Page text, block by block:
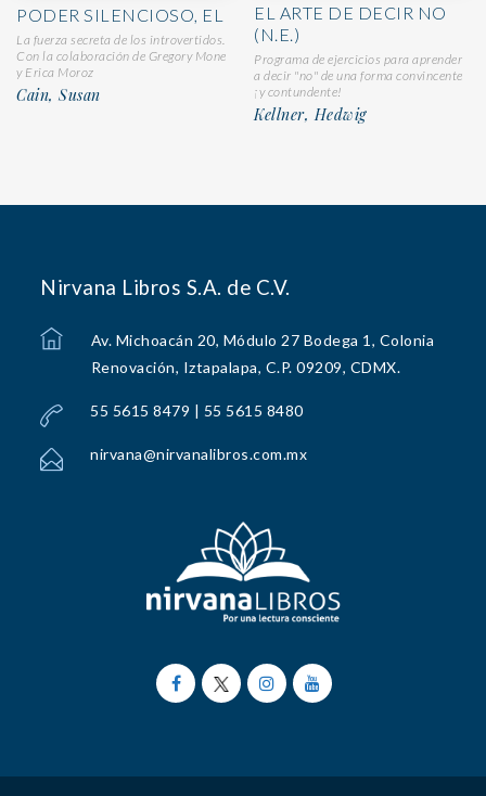
PODER SILENCIOSO, EL
La fuerza secreta de los introvertidos.
Con la colaboración de Gregory Mone
y Erica Moroz
Cain, Susan
EL ARTE DE DECIR NO
(N.E.)
Programa de ejercicios para aprender
a decir "no" de una forma convincente
¡y contundente!
Kellner, Hedwig
Nirvana Libros S.A. de C.V.
Av. Michoacán 20, Módulo 27 Bodega 1, Colonia
Renovación, Iztapalapa, C.P. 09209, CDMX.
55 5615 8479 | 55 5615 8480
nirvana@nirvanalibros.com.mx